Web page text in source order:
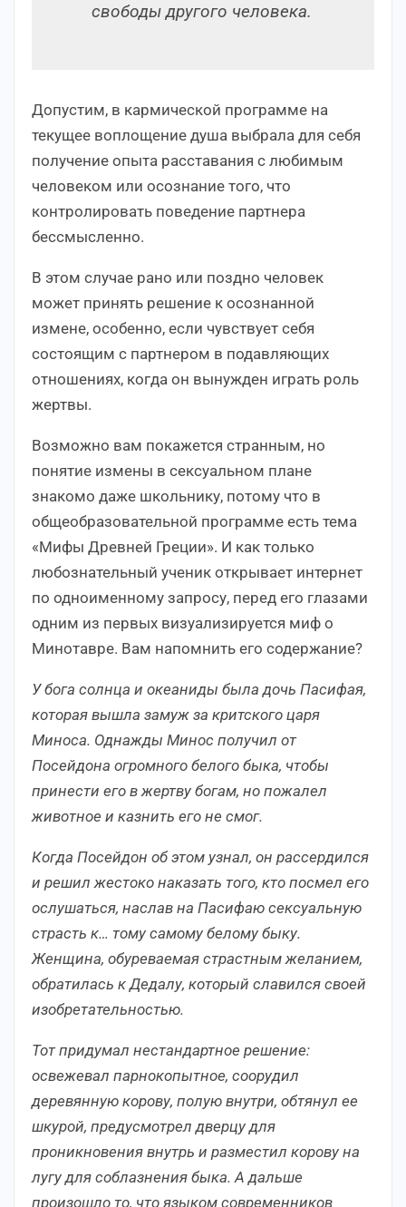
свободы другого человека.
Допустим, в кармической программе на
текущее воплощение душа выбрала для себя
получение опыта расставания с любимым
человеком или осознание того, что
контролировать поведение партнера
бессмысленно.
В этом случае рано или поздно человек
может принять решение к осознанной
измене, особенно, если чувствует себя
состоящим с партнером в подавляющих
отношениях, когда он вынужден играть роль
жертвы.
Возможно вам покажется странным, но
понятие измены в сексуальном плане
знакомо даже школьнику, потому что в
общеобразовательной программе есть тема
«Мифы Древней Греции». И как только
любознательный ученик открывает интернет
по одноименному запросу, перед его глазами
одним из первых визуализируется миф о
Минотавре. Вам напомнить его содержание?
У бога солнца и океаниды была дочь Пасифая,
которая вышла замуж за критского царя
Миноса. Однажды Минос получил от
Посейдона огромного белого быка, чтобы
принести его в жертву богам, но пожалел
животное и казнить его не смог.
Когда Посейдон об этом узнал, он рассердился
и решил жестоко наказать того, кто посмел его
ослушаться, наслав на Пасифаю сексуальную
страсть к… тому самому белому быку.
Женщина, обуреваемая страстным желанием,
обратилась к Дедалу, который славился своей
изобретательностью.
Тот придумал нестандартное решение:
освежевал парнокопытное, соорудил
деревянную корову, полую внутри, обтянул ее
шкурой, предусмотрел дверцу для
проникновения внутрь и разместил корову на
лугу для соблазнения быка. А дальше
произошло то, что языком современников